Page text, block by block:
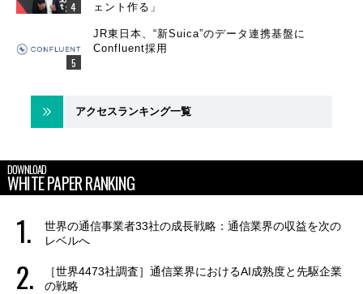
ェント作る」
JR東日本、“新Suica”のデータ連携基盤に
Confluent採用
アクセスランキング一覧
DOWNLOAD
WHITE PAPER RANKING
世界の通信事業者33社の成長戦略：通信業界の収益を次の
レベルへ
［世界4473社調査］通信業界におけるAI成熟度と先駆企業
の戦略